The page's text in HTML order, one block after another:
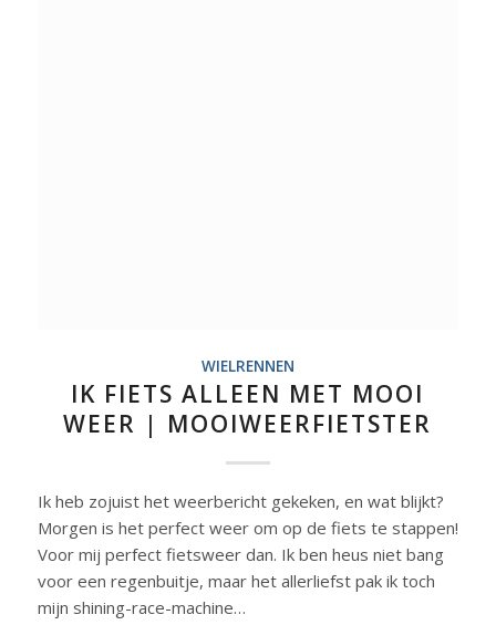
WIELRENNEN
IK FIETS ALLEEN MET MOOI
WEER | MOOIWEERFIETSTER
Ik heb zojuist het weerbericht gekeken, en wat blijkt?
Morgen is het perfect weer om op de fiets te stappen!
Voor mij perfect fietsweer dan. Ik ben heus niet bang
voor een regenbuitje, maar het allerliefst pak ik toch
mijn shining-race-machine…